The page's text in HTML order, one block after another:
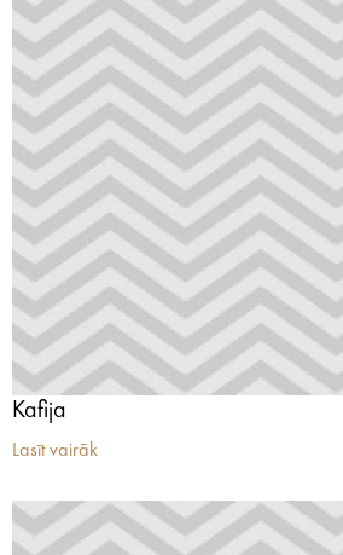
Kafija
Lasīt vairāk